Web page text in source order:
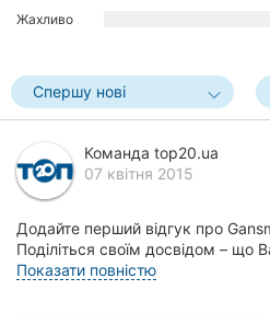
Миколаїв
Полтава
Чернігів
Черкаси
Чернівці
Жахливо
Спершу нові
Команда top20.ua
07 квітня 2015
Додайте перший відгук про
Поділіться своїм досвідом – що
Це допоможе іншим жителям
Показати повністю